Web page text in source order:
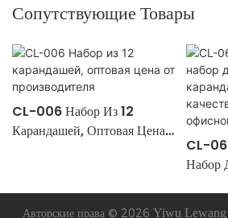
Сопутствующие Товары
CL-006 Набор Из 12
Карандашей, Оптовая Цена
CL-
Набор
Авторские права © 2026 Yiwu Lewang